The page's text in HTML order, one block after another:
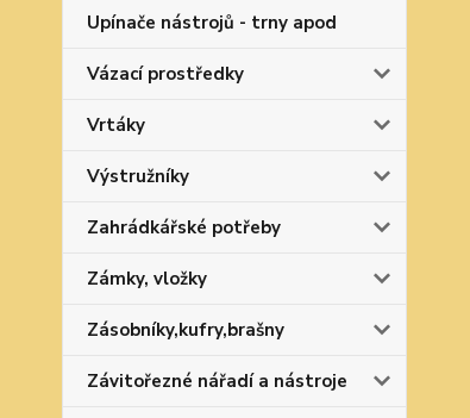
Upínače nástrojů - trny apod
Vázací prostředky
Vrtáky
Výstružníky
Zahrádkářské potřeby
Zámky, vložky
Zásobníky,kufry,brašny
Závitořezné nářadí a nástroje